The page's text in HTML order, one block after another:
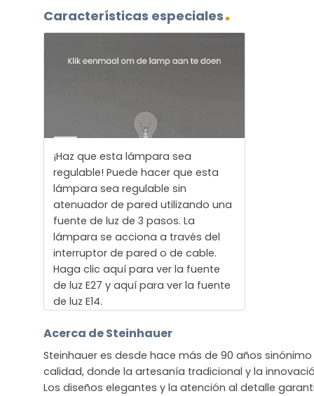
Características especiales
¡Haz que esta lámpara sea
regulable! Puede hacer que esta
lámpara sea regulable sin
atenuador de pared utilizando una
fuente de luz de 3 pasos. La
lámpara se acciona a través del
interruptor de pared o de cable.
Haga clic aquí para ver la fuente
de luz E27 y aquí para ver la fuente
de luz E14.
Acerca de Steinhauer
Steinhauer es desde hace más de 90 años
calidad, donde la artesanía tradicional y la
Los diseños elegantes y la atención al detalle